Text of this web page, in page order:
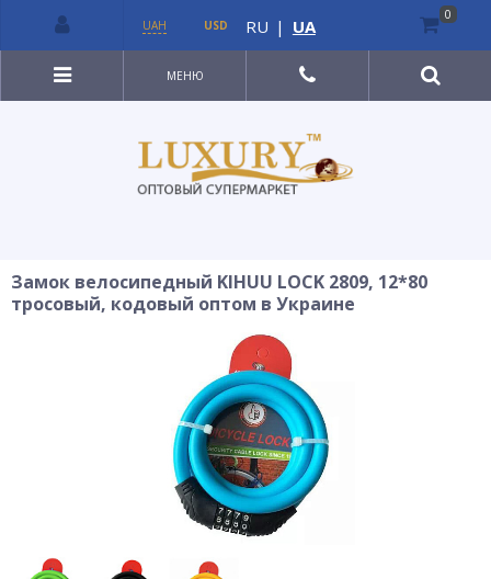
МЕНЮ
Замок велосипедный KIHUU LOCK 2809, 12*80
тросовый, кодовый оптом в Украине
UAH USD RU | UA
0